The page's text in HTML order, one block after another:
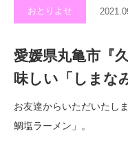
おとりよせ
愛媛県丸亀市『
味しい「しまな
お友達からいただいたし
鯛塩ラーメン」。